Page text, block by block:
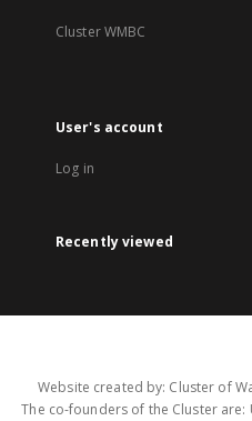
Cluster WMBC
User's account
Log in
Recently viewed
Website created by: Cluster of
The co-founders of the Cluster